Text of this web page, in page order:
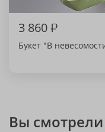
3 860₽
Букет "В
Вы смотрели